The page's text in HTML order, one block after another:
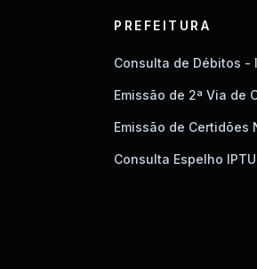
PREFEITURA
Consulta de Débitos -
Emissão de 2ª Via de
Emissão de Certidões
Consulta Espelho IPTU